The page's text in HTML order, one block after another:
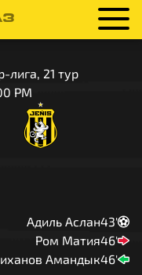
лига, 21 тур
PM
43'
Адиль Аслан
46'
Ром Матия
46'
Амандык